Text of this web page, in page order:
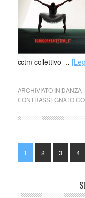
cctm collettivo …
ARCHIVIATO IN:DANZA
CONTRASSEGNATO
1 2 3 4